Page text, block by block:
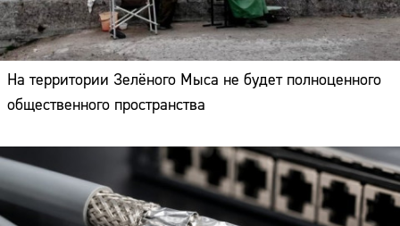
На территории Зелёного Мыса не будет полноценного
общественного пространства